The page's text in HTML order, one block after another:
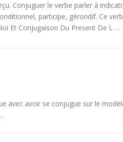
Conjuguer le verbe parler à
participe, gérondif. Ce
Et Conjugaison Du Present De L …
avec avoir se conjugue sur le